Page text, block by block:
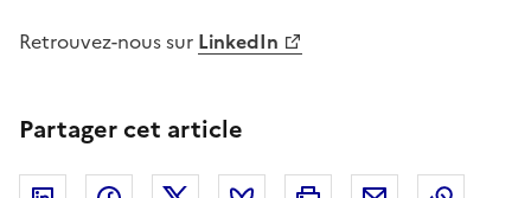
Retrouvez-nous sur LinkedIn
Partager cet article